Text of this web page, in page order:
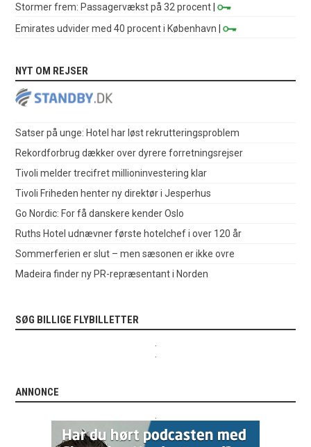
Stormer frem: Passagervækst på 32 procent |
Emirates udvider med 40 procent i København |
NYT OM REJSER
Satser på unge: Hotel har løst rekrutteringsproblem
Rekordforbrug dækker over dyrere forretningsrejser
Tivoli melder trecifret millioninvestering klar
Tivoli Friheden henter ny direktør i Jesperhus
Go Nordic: For få danskere kender Oslo
Ruths Hotel udnævner første hotelchef i over 120 år
Sommerferien er slut – men sæsonen er ikke ovre
Madeira finder ny PR-repræsentant i Norden
SØG BILLIGE FLYBILLETTER
ANNONCE